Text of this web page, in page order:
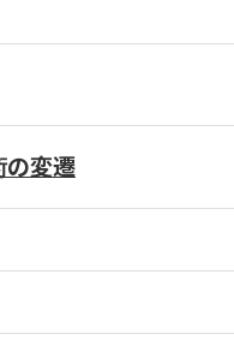
の変遷